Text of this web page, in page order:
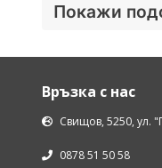
Покажи
Връзка с нас
Свищов, 5250, ул.
0878 51 50 58